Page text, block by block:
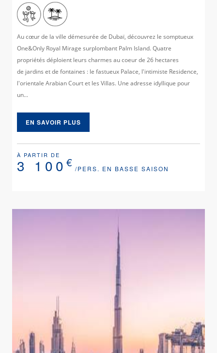
Au cœur de la ville démesurée de Dubaï, découvrez le somptueux
One&Only Royal Mirage surplombant Palm Island. Quatre
propriétés déploient leurs charmes au coeur de 26 hectares
de jardins et de fontaines : le fastueux Palace, l'intimiste Residence,
l'orientale Arabian Court et les Villas. Une adresse idyllique pour
un...
EN SAVOIR PLUS
À PARTIR DE
3 100 € /PERS. EN BASSE SAISON